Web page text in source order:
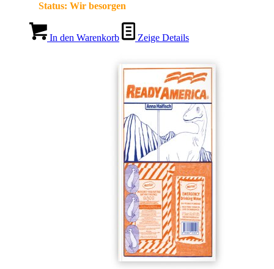
Status: Wir besorgen
In den Warenkorb Zeige Details